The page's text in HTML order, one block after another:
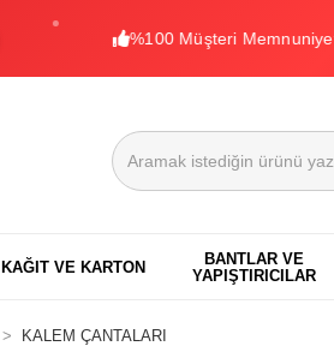
%100 Müşteri Memnuniyeti
KAĞIT VE KARTON
BANTLAR VE
YAPIŞTIRICILAR
KALEM ÇANTALARI